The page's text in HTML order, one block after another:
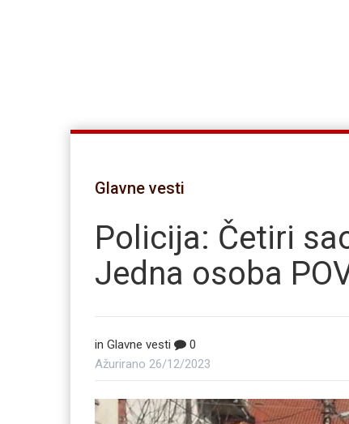
Glavne vesti
Policija: Četiri
Jedna osoba
in Glavne vesti
0
Ažurirano 26/12/2023